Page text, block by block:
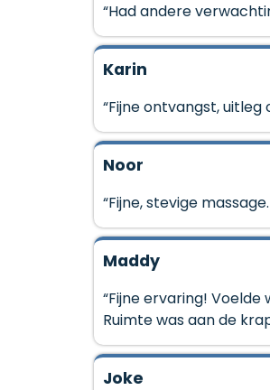
“Had andere
Karin
“Fijne ontvangst,
Noor
“Fijne, stevige
Maddy
“Fijne ervaring!
Ruimte was aan de
Joke